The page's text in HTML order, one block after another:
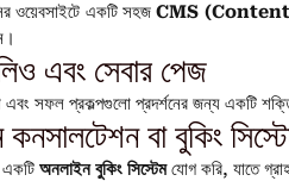
ওয়েবসাইটে একটি সহজCMS
এবং সেবার পেজ
এবং সফল প্রকল্পগুলো প্রদর্শনের জন্য একটি
বা বুকিং
অনলাইন বুকিং সিস্টেমযোগ করি, যাতে